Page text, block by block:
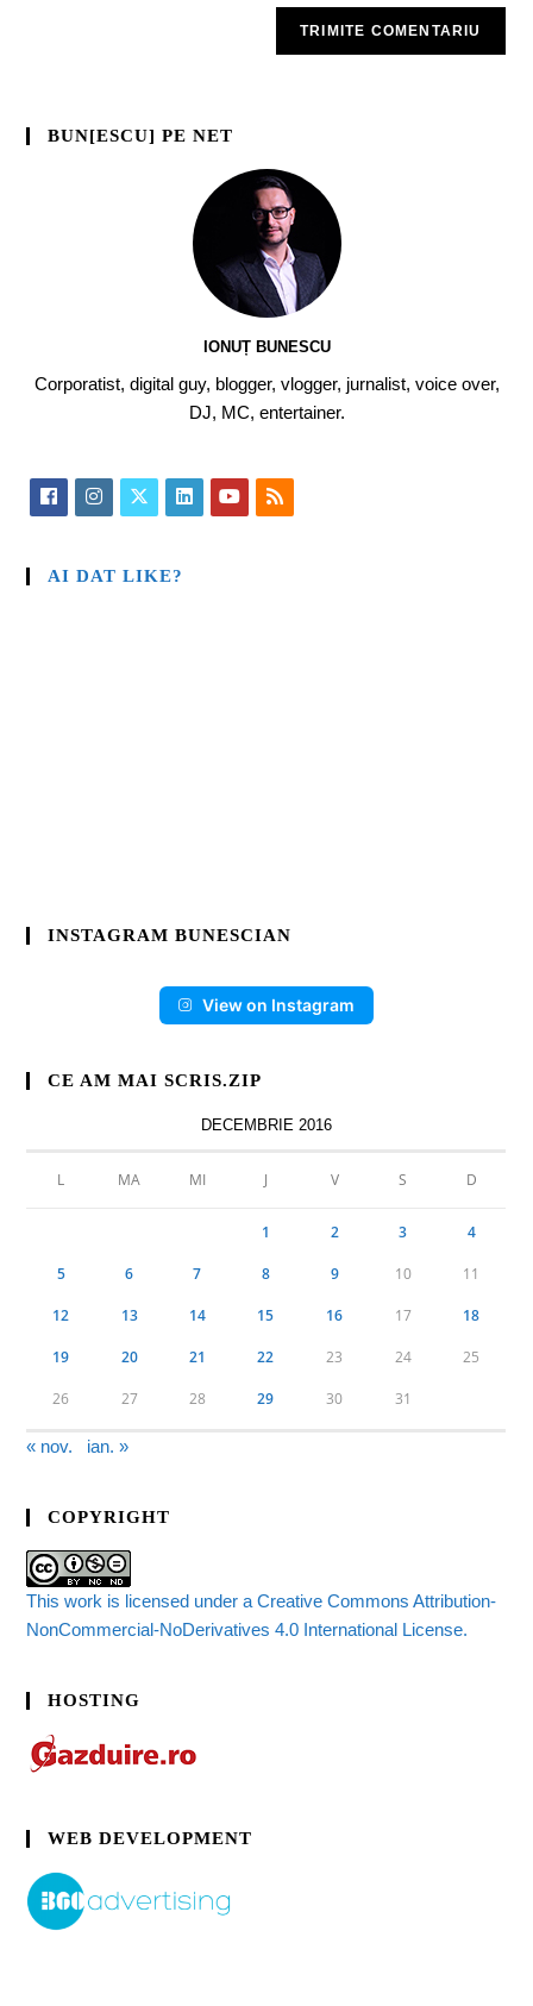
BUN[ESCU] PE NET
IONUȚ BUNESCU
Corporatist, digital guy, blogger, vlogger, jurnalist, voice over,
DJ, MC, entertainer.
AI DAT LIKE?
INSTAGRAM BUNESCIAN
View on Instagram
CE AM MAI SCRIS.ZIP
DECEMBRIE 2016
L MA MI J V S D
1 2 3 4
5 6 7 8 9 10 11
12 13 14 15 16 17 18
19 20 21 22 23 24 25
26 27 28 29 30 31
« nov. ian. »
COPYRIGHT
This work is licensed under a Creative Commons Attribution-
NonCommercial-NoDerivatives 4.0 International License.
HOSTING
WEB DEVELOPMENT